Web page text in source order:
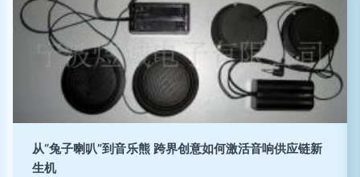
从“兔子喇叭”到音乐熊 跨界创意如何激活音响供应链新
生机